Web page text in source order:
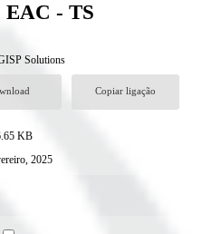
EAC - TS
Solutions
Copiar ligação
KB
2025